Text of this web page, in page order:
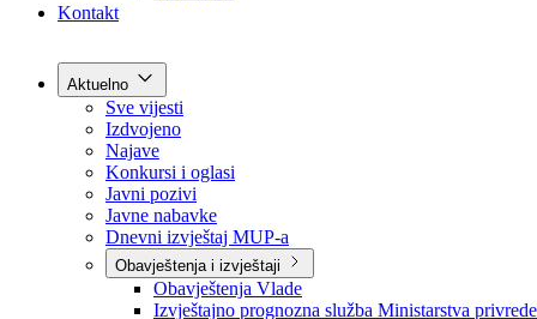
Kontakt
Aktuelno
Sve vijesti
Izdvojeno
Najave
Konkursi i oglasi
Javni pozivi
Javne nabavke
Dnevni izvještaj MUP-a